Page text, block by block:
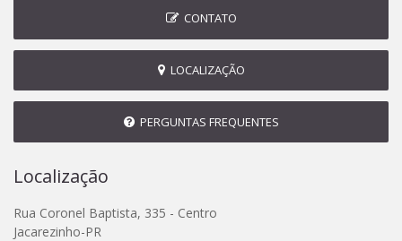
CONTATO
LOCALIZAÇÃO
PERGUNTAS FREQUENTES
Localização
Rua Coronel Baptista, 335 - Centro
Jacarezinho-PR